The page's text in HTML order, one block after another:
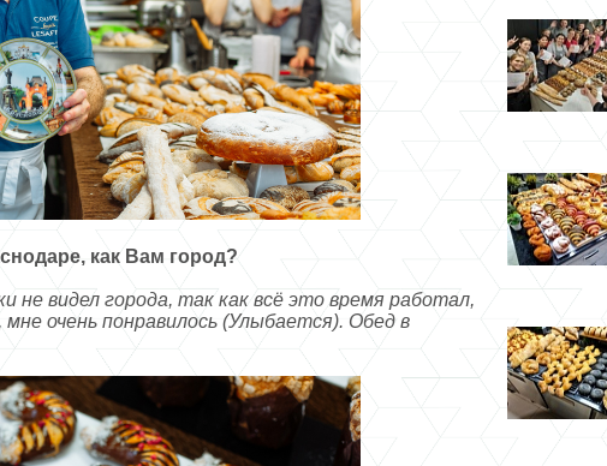
как Вам город?
не видел города, так как всё это время работал,
очень понравилось (Улыбается). Обед в